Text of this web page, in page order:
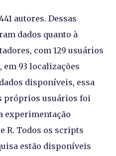
autores. Dessas
dados quanto à
com 129 usuários
93 localizações
disponíveis, essa
próprios usuários foi
experimentação
R. Todos os scripts
estão disponíveis